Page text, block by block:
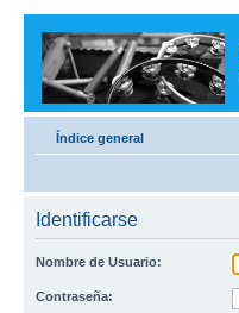
Índice general
Identificarse
Nombre de Usuario:
Contraseña: